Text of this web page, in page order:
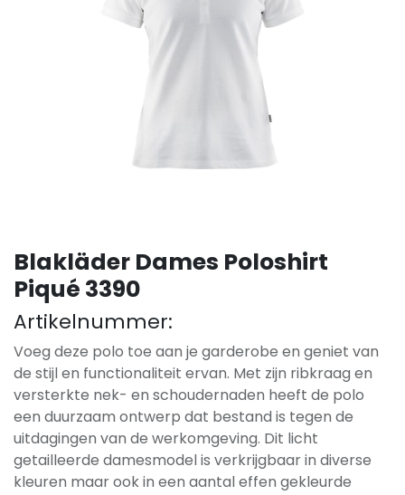
Blakläder Dames Poloshirt
Piqué 3390
Artikelnummer:
Voeg deze polo toe aan je garderobe en geniet van
de stijl en functionaliteit ervan. Met zijn ribkraag en
versterkte nek- en schoudernaden heeft de polo
een duurzaam ontwerp dat bestand is tegen de
uitdagingen van de werkomgeving. Dit licht
getailleerde damesmodel is verkrijgbaar in diverse
kleuren maar ook in een aantal effen gekleurde